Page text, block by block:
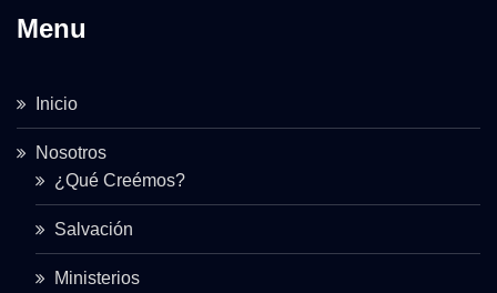
Menu
Inicio
Nosotros
¿Qué Creémos?
Salvación
Ministerios